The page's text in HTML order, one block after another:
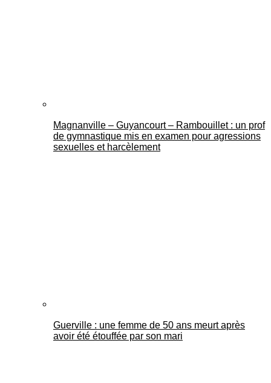
Magnanville – Guyancourt – Rambouillet : un prof
de gymnastique mis en examen pour agressions
sexuelles et harcèlement
Guerville : une femme de 50 ans meurt après
avoir été étouffée par son mari